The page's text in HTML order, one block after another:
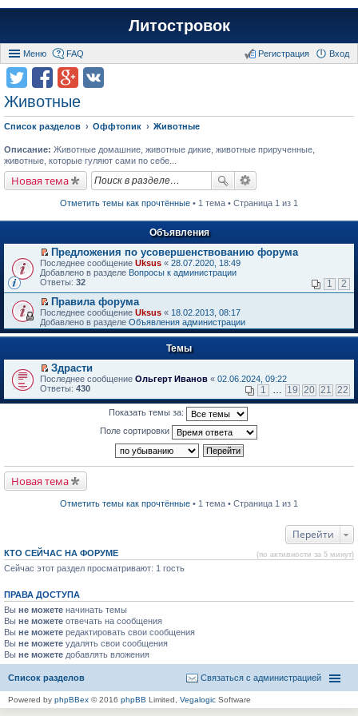
Литостровок
Меню FAQ Вход
Регистрация
Животные
Список разделов Оффтопик Животные
Описание: Животные домашние, животные дикие, животные прирученные,
животные, которые гуляют сами по себе...
Новая тема
Отметить темы как прочтённые • 1 тема • Страница 1 из 1
Объявления
П
е
р
й
т
и
к
п
в
о
м
у
н
т
а
н
о
о
б
н
ю
Предложения по усовершенствованию форума
Последнее сообщение Uksus « 28.07.2020, 18:49
Добавлено в разделе Вопросы к администрации
Ответы: 32 1 2
П
е
р
е
т
и
к
п
р
п
р
о
н
о
м
о
о
щ
е
н
и
ю
Правила форума
Последнее сообщение Uksus « 18.02.2013, 08:17
Добавлено в разделе Объявления администрации
Темы
П
е
е
р
в
о
р
о
ч
а
н
н
о
м
у
с
о
б
щ
е
Здрасти
Последнее сообщение Ольгерт Иванов « 02.06.2024, 09:22
Ответы: 430 1 19 20 21 22
Показать темы за:
Поле сортировки
Новая тема
Отметить темы как прочтённые • 1 тема • Страница 1 из 1
Перейти
КТО СЕЙЧАС НА ФОРУМЕ (по активности за 5 минут)
Сейчас этот раздел просматривают: 1 гость
ПРАВА ДОСТУПА
Вы не можете начинать темы
Вы не можете отвечать на сообщения
Вы не можете редактировать свои сообщения
Вы не можете удалять свои сообщения
Вы не можете добавлять вложения
Список разделов Связаться с администрацией
Powered by phpBBex © 2016 phpBB Limited, Vegalogic Software